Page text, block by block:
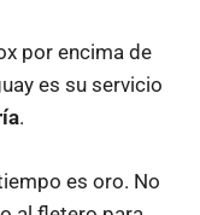
por encima de
es su servicio
.
es oro. No